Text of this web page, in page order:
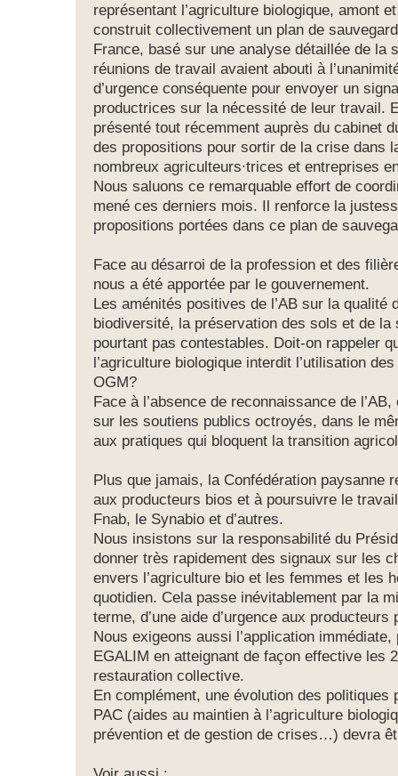
représentant l’agriculture biologique, amont
construit collectivement un plan de
France, basé sur une analyse détaillée de la
réunions de travail avaient abouti à
d’urgence conséquente pour envoyer un
productrices sur la nécessité de leur travail.
présenté tout récemment auprès du cabinet
des propositions pour sortir de la crise dans
nombreux agriculteurs∙trices et entreprises
Nous saluons ce remarquable effort de
mené ces derniers mois. Il renforce la
propositions portées dans ce plan de
Face au désarroi de la profession et des
nous a été apportée par le gouvernement.
Les aménités positives de l’AB sur la qualité
biodiversité, la préservation des sols et de la
pourtant pas contestables. Doit-on rappeler
l’agriculture biologique interdit l’utilisation
OGM?
Face à l’absence de reconnaissance de
sur les soutiens publics octroyés, dans le
aux pratiques qui bloquent la transition
Plus que jamais, la Confédération paysanne
aux producteurs bios et à poursuivre le
Fnab, le Synabio et d’autres.
Nous insistons sur la responsabilité du
donner très rapidement des signaux sur les
envers l’agriculture bio et les femmes et les
quotidien. Cela passe inévitablement par la
terme, d’une aide d’urgence aux
Nous exigeons aussi l’application
EGALIM en atteignant de façon effective les
restauration collective.
En complément, une évolution des politiques
PAC (aides au maintien à l’agriculture
prévention et de gestion de crises…) devra